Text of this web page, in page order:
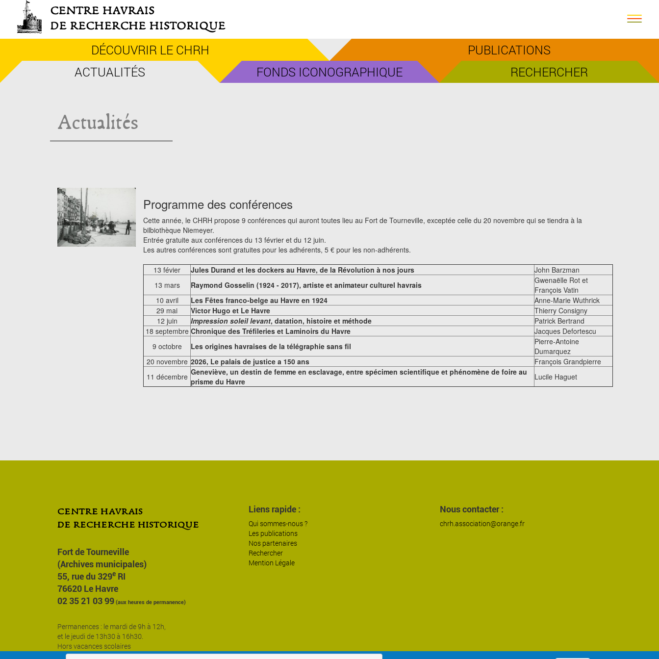
contenu
principal
DÉCOUVRIR LE CHRH
PUBLICATIONS
ACTUALITÉS
FONDS ICONOGRAPHIQUE RECHERCHER
Actualités
Programme des conférences
Cette année, le CHRH propose 9 conférences qui auront toutes lieu au Fort de Tourneville, exceptée celle du 20 novembre qui se tiendra à la
bilbiothèque Niemeyer.
Entrée gratuite aux conférences du 13 février et du 12 juin.
Les autres conférences sont gratuites pour les adhérents, 5 € pour les non-adhérents.
13 févier Jules Durand et les dockers au Havre, de la Révolution à nos jours
John Barzman
13 mars
Raymond Gosselin (1924 - 2017), artiste et animateur culturel havrais
Gwenaëlle Rot et
François Vatin
10 avril
Les Fêtes franco-belge au Havre en 1924
Anne-Marie Wuthrick
29 mai
Victor Hugo et Le Havre
Thierry Consigny
12 juin
Impression soleil levant, datation, histoire et méthode
Patrick Bertrand
18 septembre Chronique des Tréfileries et Laminoirs du Havre
Jacques Defortescu
9 octobre
Les origines havraises de la télégraphie sans fil
Pierre-Antoine
Dumarquez
20 novembre 2026, Le palais de justice a 150 ans
François Grandpierre
11 décembre Geneviève, un destin de femme en esclavage, entre spécimen scientifique et phénomène de foire au
prisme du Havre
Lucile Haguet
centre havrais
de recherche historique
Fort de Tourneville
(Archives municipales)
55, rue du 329e RI
76620 Le Havre
02 35 21 03 99 (aux heures de permanence)
Permanences : le mardi de 9h à 12h,
et le jeudi de 13h30 à 16h30.
Hors vacances scolaires
Liens rapide :
Qui sommes-nous ?
Les publications
Nos partenaires
Rechercher
Mention Légale
Nous contacter :
chrh.association@orange.fr